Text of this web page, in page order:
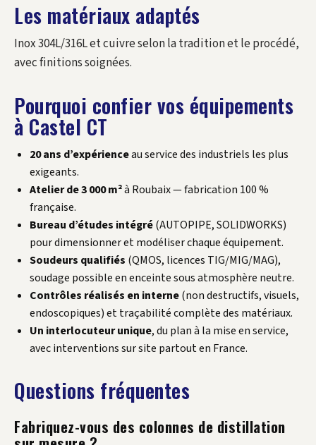
Les matériaux adaptés
Inox 304L/316L et cuivre selon la tradition et le procédé,
avec finitions soignées.
Pourquoi confier vos équipements
à Castel CT
20 ans d’expérienceau service des industriels les plus
exigeants.
Atelier de 3 000 m²à Roubaix — fabrication 100 %
française.
Bureau d’études intégré(AUTOPIPE, SOLIDWORKS)
pour dimensionner et modéliser chaque équipement.
Soudeurs qualifiés (QMOS, licences TIG/MIG/MAG),
soudage possible en enceinte sous atmosphère neutre.
Contrôles réalisés en interne(non destructifs, visuels,
endoscopiques) et traçabilité complète des matériaux.
Un interlocuteur unique, du plan à la mise en service,
avec interventions sur site partout en France.
Questions fréquentes
Fabriquez-vous des colonnes de distillation